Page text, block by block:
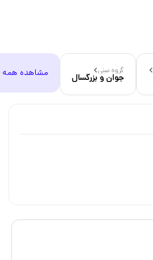
گروه سنی
جوان و بزرگسال مشاهده همه